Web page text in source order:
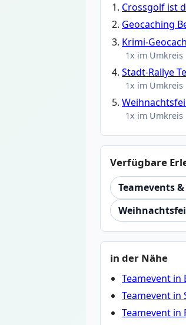
Crossgolf ist
Geocaching
Krimi-
1x im Umkreis
Stadt-Rallye
1x im Umkreis
1x im Umkreis
Verfügbare
Teamevents
in der Nähe
Teamevent in
Teamevent in
Teamevent in